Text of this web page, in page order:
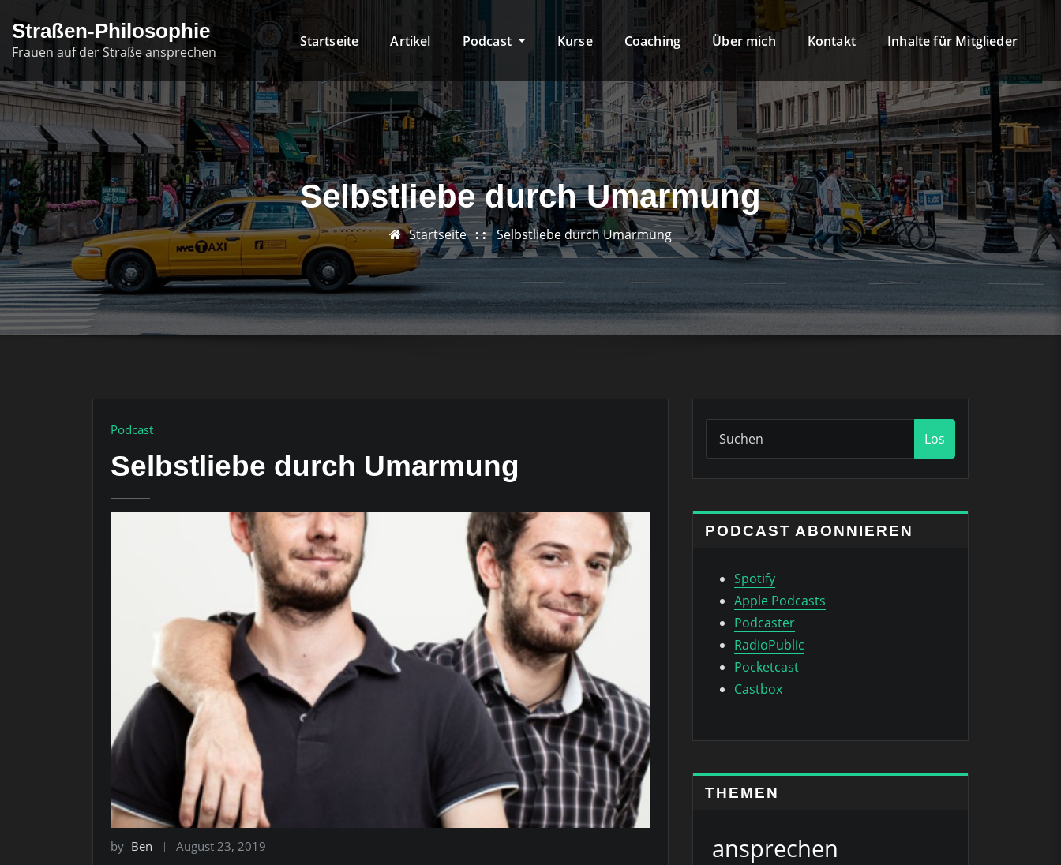
content
Straßen-Philosophie
Frauen auf der Straße ansprechen
Startseite Artikel Podcast Kurse Coaching Über mich Kontakt Inhalte für Mitglieder
Selbstliebe durch Umarmung
Startseite Selbstliebe durch Umarmung
Podcast
Selbstliebe durch Umarmung
by Ben August 23, 2019
Los
PODCAST ABONNIEREN
Spotify
Apple Podcasts
Podcaster
RadioPublic
Pocketcast
Castbox
THEMEN
ansprechen